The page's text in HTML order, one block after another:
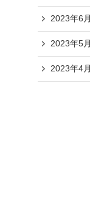
2023年6月
2023年5月
2023年4月